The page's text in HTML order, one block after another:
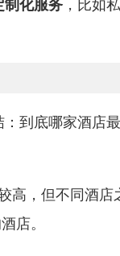
制化服务 ，比如
到底哪家酒店
高，但不同酒
店。